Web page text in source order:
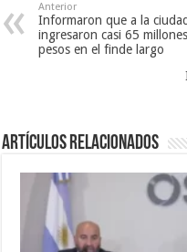
Anterior
Informaron que a la ciudad
ingresaron casi 65
pesos en el finde largo
Artículos Relacionados